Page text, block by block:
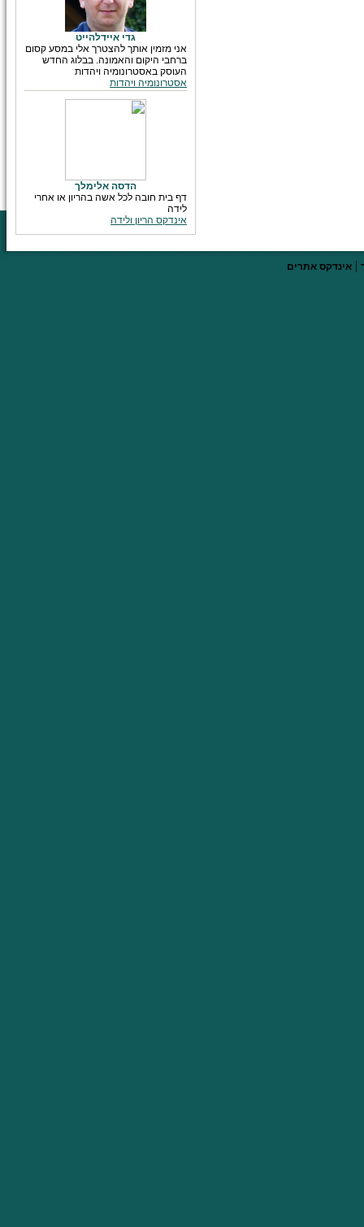
גדי איידלהייט
אני מזמין אותך להצטרך אלי במסע קסום
ברחבי היקום והאמונה. בבלוג החדש
העוסק באסטרונומיה ויהדות
אסטרונומיה ויהדות
הדסה אלימלך
דף בית חובה לכל אשה בהריון או אחרי
לידה
אינדקס הריון ולידה
| אינדקס אתרים